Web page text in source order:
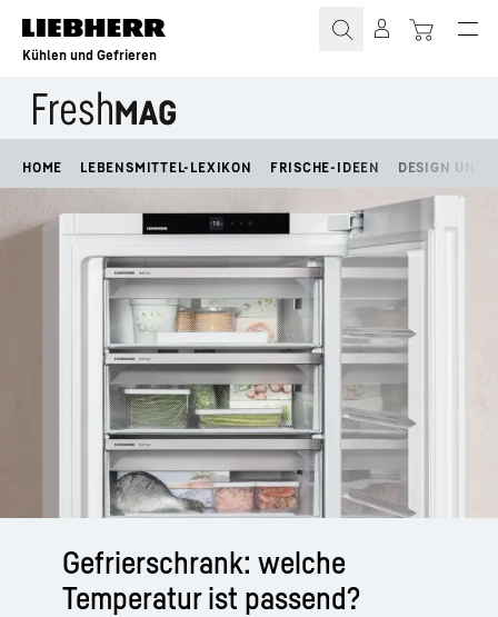
Zum Inhalt springen
Kühlen und Gefrieren
HOME LEBENSMITTEL-LEXIKON FRISCHE-IDEEN DESIGN UND
Gefrierschrank: welche
Temperatur ist passend?